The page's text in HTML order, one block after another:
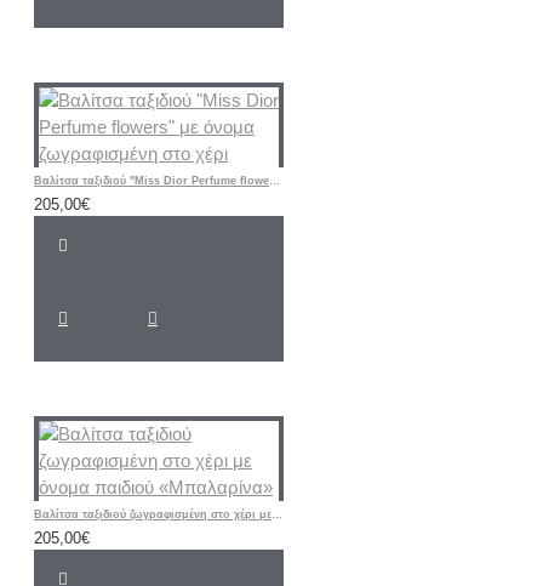
Βαλίτσα ταξιδιού "Miss Dior Perfume flowers" με όνομα ζωγραφισμένη στο χέρι
205,00€
Βαλίτσα ταξιδιού ζωγραφισμένη στο χέρι με όνομα παιδιού «Μπαλαρίνα»
205,00€